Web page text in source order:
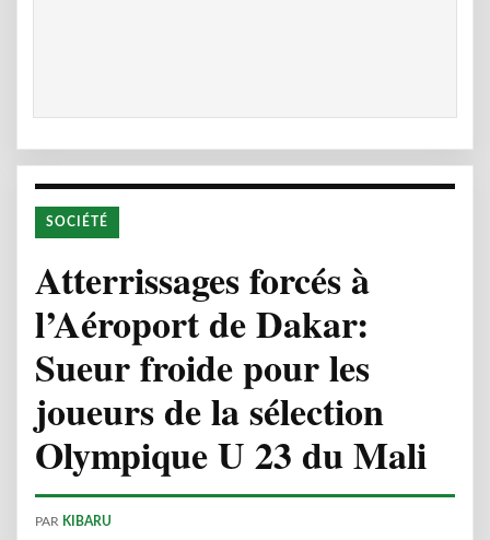
SOCIÉTÉ
Atterrissages forcés à
l’Aéroport de Dakar:
Sueur froide pour les
joueurs de la sélection
Olympique U 23 du Mali
PAR KIBARU